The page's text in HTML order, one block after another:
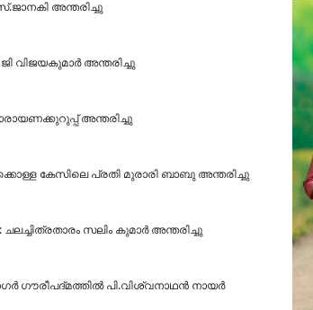
അന്തരിച്ചു
വിജയകുമാർ അന്തരിച്ചു
അന്തരിച്ചു
കേസിലെ പ്രതി മുരാരി ബാബു അന്തരിച്ചു
സലിം കുമാർ അന്തരിച്ചു
ഗൗരീപദ്മത്തില്‍ പി.വിശ്വനാഥൻ നായർ